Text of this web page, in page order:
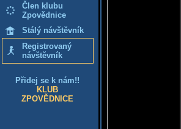
Člen klubu
Zpovědnice
Stálý návštěvník
Registrovaný
návštěvník
Přidej se k nám!!
KLUB
ZPOVĚDNICE